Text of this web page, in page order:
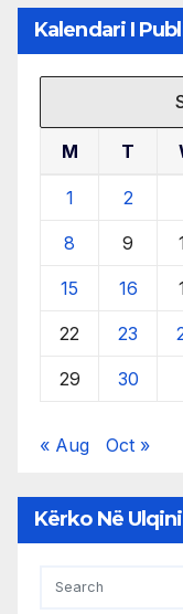
Kalendari I
M T
1 2
8 9
15 16
22 23
29 30
« Aug Oct »
Kërko Në